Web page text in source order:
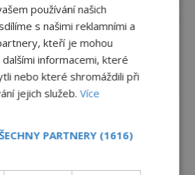
události roku 2023: Jsou
používání našich
s našimi reklamními a
kteří je mohou
informacemi, které
nebo které shromáždili při
jejich služeb.Více
PARTNERY (1616)